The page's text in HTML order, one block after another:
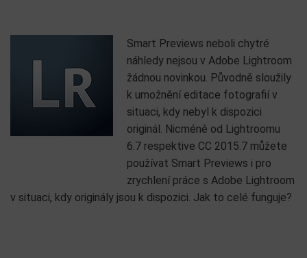
Smart Previews neboli chytré
náhledy nejsou v Adobe Lightroom
žádnou novinkou. Původně sloužily
k umožnění editace fotografií v
situaci, kdy nebyl k dispozici
originál. Nicméně od Lightroomu
6.7 respektive CC 2015.7 můžete
používat Smart Previews i pro
zrychlení práce s Adobe Lightroom
v situaci, kdy originály jsou k dispozici. Jak to celé funguje?